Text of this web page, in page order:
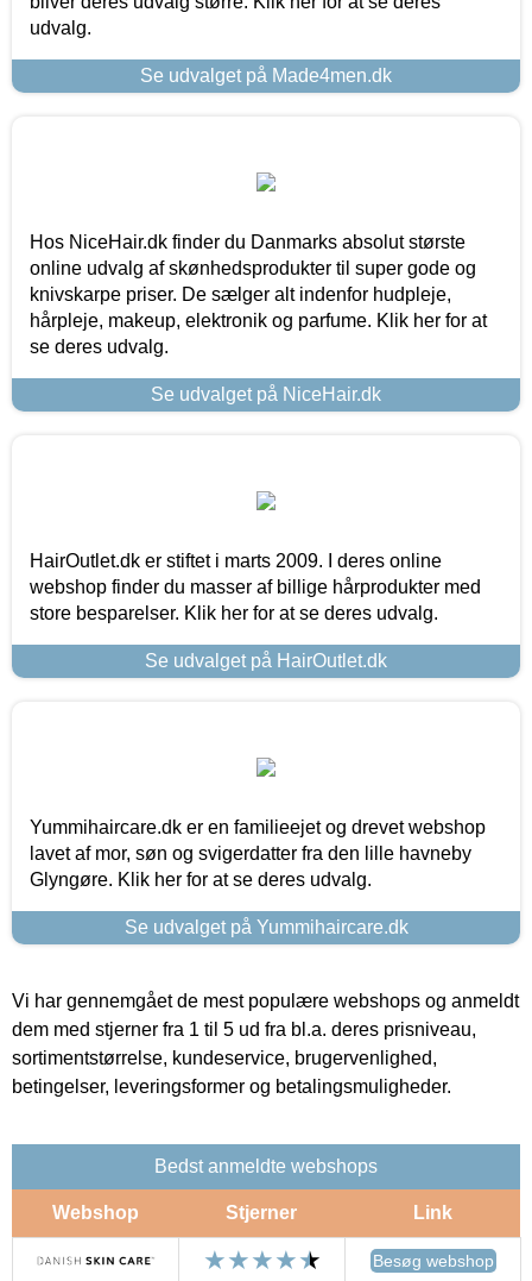
udvalg.
Se udvalget på Made4men.dk
Hos NiceHair.dk finder du Danmarks absolut største
online udvalg af skønhedsprodukter til super gode og
knivskarpe priser. De sælger alt indenfor hudpleje,
hårpleje, makeup, elektronik og parfume. Klik her for at
se deres udvalg.
Se udvalget på NiceHair.dk
HairOutlet.dk er stiftet i marts 2009. I deres online
webshop finder du masser af billige hårprodukter med
store besparelser. Klik her for at se deres udvalg.
Se udvalget på HairOutlet.dk
Yummihaircare.dk er en familieejet og drevet webshop
lavet af mor, søn og svigerdatter fra den lille havneby
Glyngøre. Klik her for at se deres udvalg.
Se udvalget på Yummihaircare.dk
Vi har gennemgået de mest populære webshops og anmeldt
dem med stjerner fra 1 til 5 ud fra bl.a. deres prisniveau,
sortimentstørrelse, kundeservice, brugervenlighed,
betingelser, leveringsformer og betalingsmuligheder.
Bedst anmeldte webshops
Webshop Stjerner Link
Besøg webshop